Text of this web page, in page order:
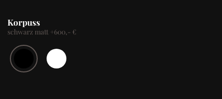
Korpuss
schwarz matt + 600,- €